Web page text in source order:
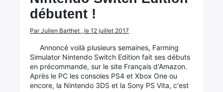
débutent !
Par Julien Barthet , le 12 juillet 2017
Annoncé voilà plusieurs semaines, Farming
Simulator Nintendo Switch Edition fait ses débuts
en précommande, sur le site Français d'Amazon.
Après le PC les consoles PS4 et Xbox One ou
encore, la Nintendo 3DS et la Sony PS Vita, c'est